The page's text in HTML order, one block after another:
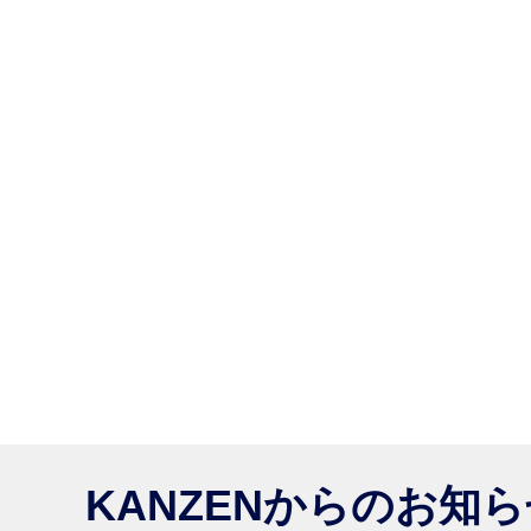
KANZENからのお知